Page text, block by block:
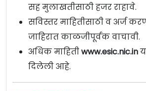
सह मुलाखतीसाठी हजर राहावे.
सविस्तर माहितीसाठी व अर्ज
जाहिरात काळजीपूर्वक वाचावी.
अधिक माहितीwww.esic.nic.in
दिलेली आहे.